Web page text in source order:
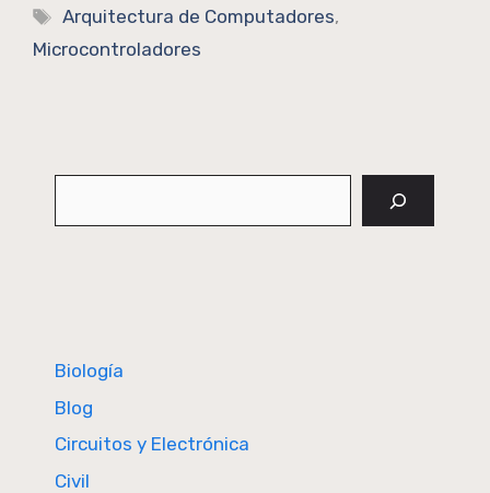
Etiquetas
Arquitectura de Computadores,
Microcontroladores
Biología
Blog
Circuitos y Electrónica
Civil